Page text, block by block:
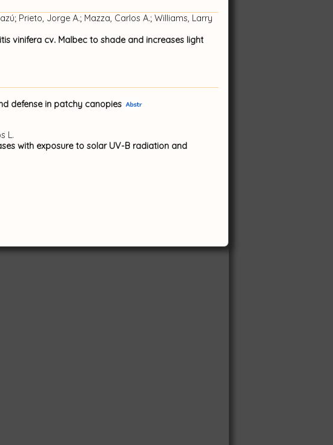
Prieto, Jorge A.; Mazza, Carlos A.; Williams, Larry
vinifera cv. Malbec to shade and increases light
defense in patchy canopies
L.
with exposure to solar UV-B radiation and